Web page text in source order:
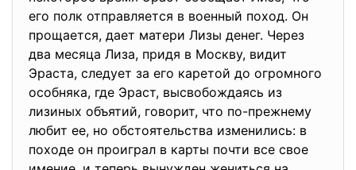
его полк отправляется в военный поход. Он
прощается, дает матери Лизы денег. Через
два месяца Лиза, придя в Москву, видит
Эраста, следует за его каретой до огромного
особняка, где Эраст, высвобождаясь из
лизиных объятий, говорит, что по-прежнему
любит ее, но обстоятельства изменились: в
походе он проиграл в карты почти все свое